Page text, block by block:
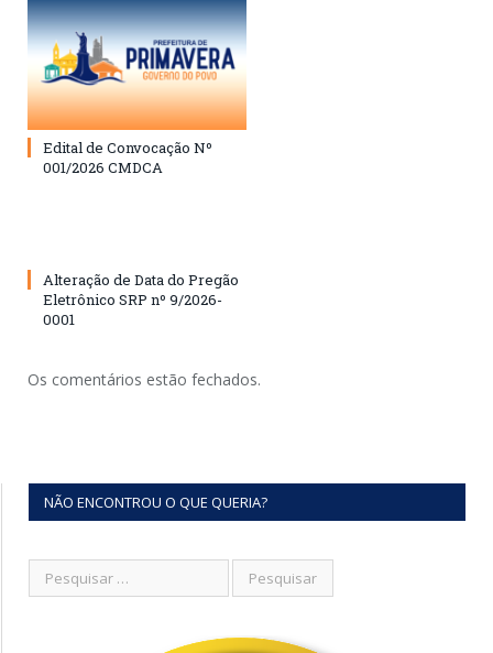
Edital de Convocação Nº
001/2026 CMDCA
Alteração de Data do Pregão
Eletrônico SRP nº 9/2026-
0001
Os comentários estão fechados.
NÃO ENCONTROU O QUE QUERIA?